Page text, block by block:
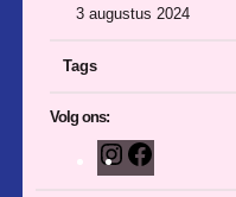
3 augustus 2024
Tags
Volg ons:
I
n
a